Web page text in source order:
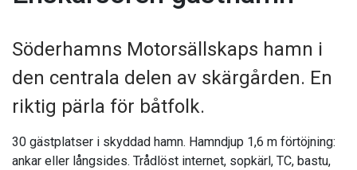
Söderhamns Motorsällskaps hamn i
den centrala delen av skärgården. En
riktig pärla för båtfolk.
30 gästplatser i skyddad hamn. Hamndjup 1,6 m förtöjning:
ankar eller långsides. Trådlöst internet, sopkärl, TC, bastu,